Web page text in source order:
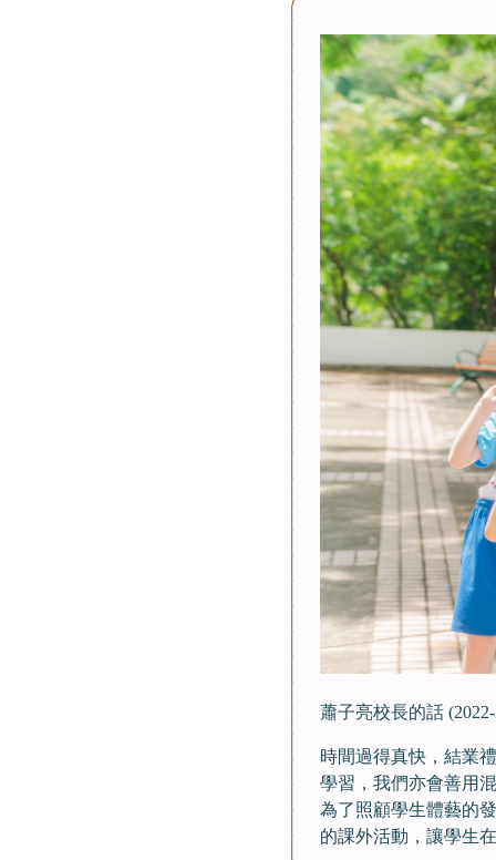
蕭子亮校長的話
時間過得真快，結業
學習，我們亦會善用
為了照顧學生體藝的
的課外活動，讓學生